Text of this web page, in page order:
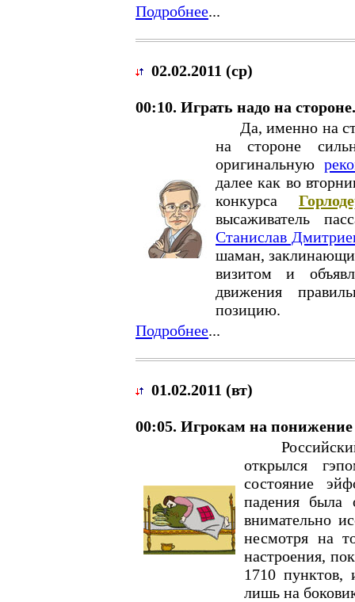
Подробнее...
02.02.2011 (ср)
00:10. Играть надо на стороне.
Да, именно на
на стороне
оригинальную
далее как во
конкурса
высаживатель
Станислав
шаман,
визитом и
движения
позицию.
Подробнее...
01.02.2011 (вт)
00:05. Игрокам на понижение
Российский
открылся
состояние
падения
внимательно
несмотря на
настроения,
1710 пунктов,
лишь на